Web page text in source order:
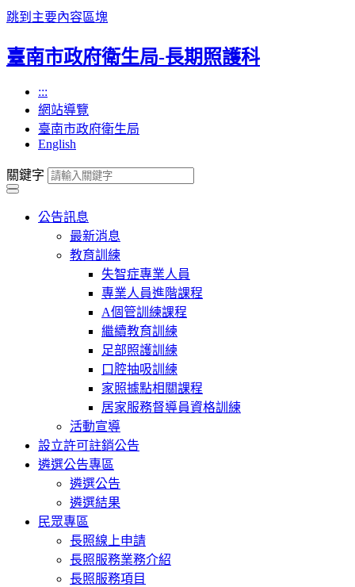
跳到主要內容區塊
臺南市政府衛生局-長期照護科
:::
網站導覽
臺南市政府衛生局
English
關鍵字
公告訊息
最新消息
教育訓練
失智症專業人員
專業人員進階課程
A個管訓練課程
繼續教育訓練
足部照護訓練
口腔抽吸訓練
家照據點相關課程
居家服務督導員資格訓練
活動宣導
設立許可註銷公告
遴選公告專區
遴選公告
遴選結果
民眾專區
長照線上申請
長照服務業務介紹
長照服務項目